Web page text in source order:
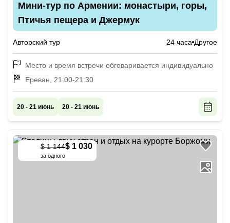
Мини-тур по Армении: монастыри, горы,
Птичья пещера и Джермук
Авторский тур 24 часа Другое
Место и время встречи обговаривается индивидуально
Ереван, 21:00-21:30
20 - 21 июнь 20 - 21 июнь
$ 1 144$ 1 030
за одного